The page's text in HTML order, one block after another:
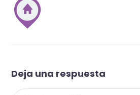
Deja una respuesta